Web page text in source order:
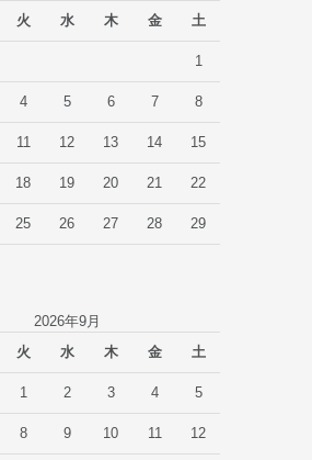
火 水 木 金 土
1
4 5 6 7 8
11 12 13 14 15
18 19 20 21 22
25 26 27 28 29
2026年9月
火 水 木 金 土
1 2 3 4 5
8 9 10 11 12